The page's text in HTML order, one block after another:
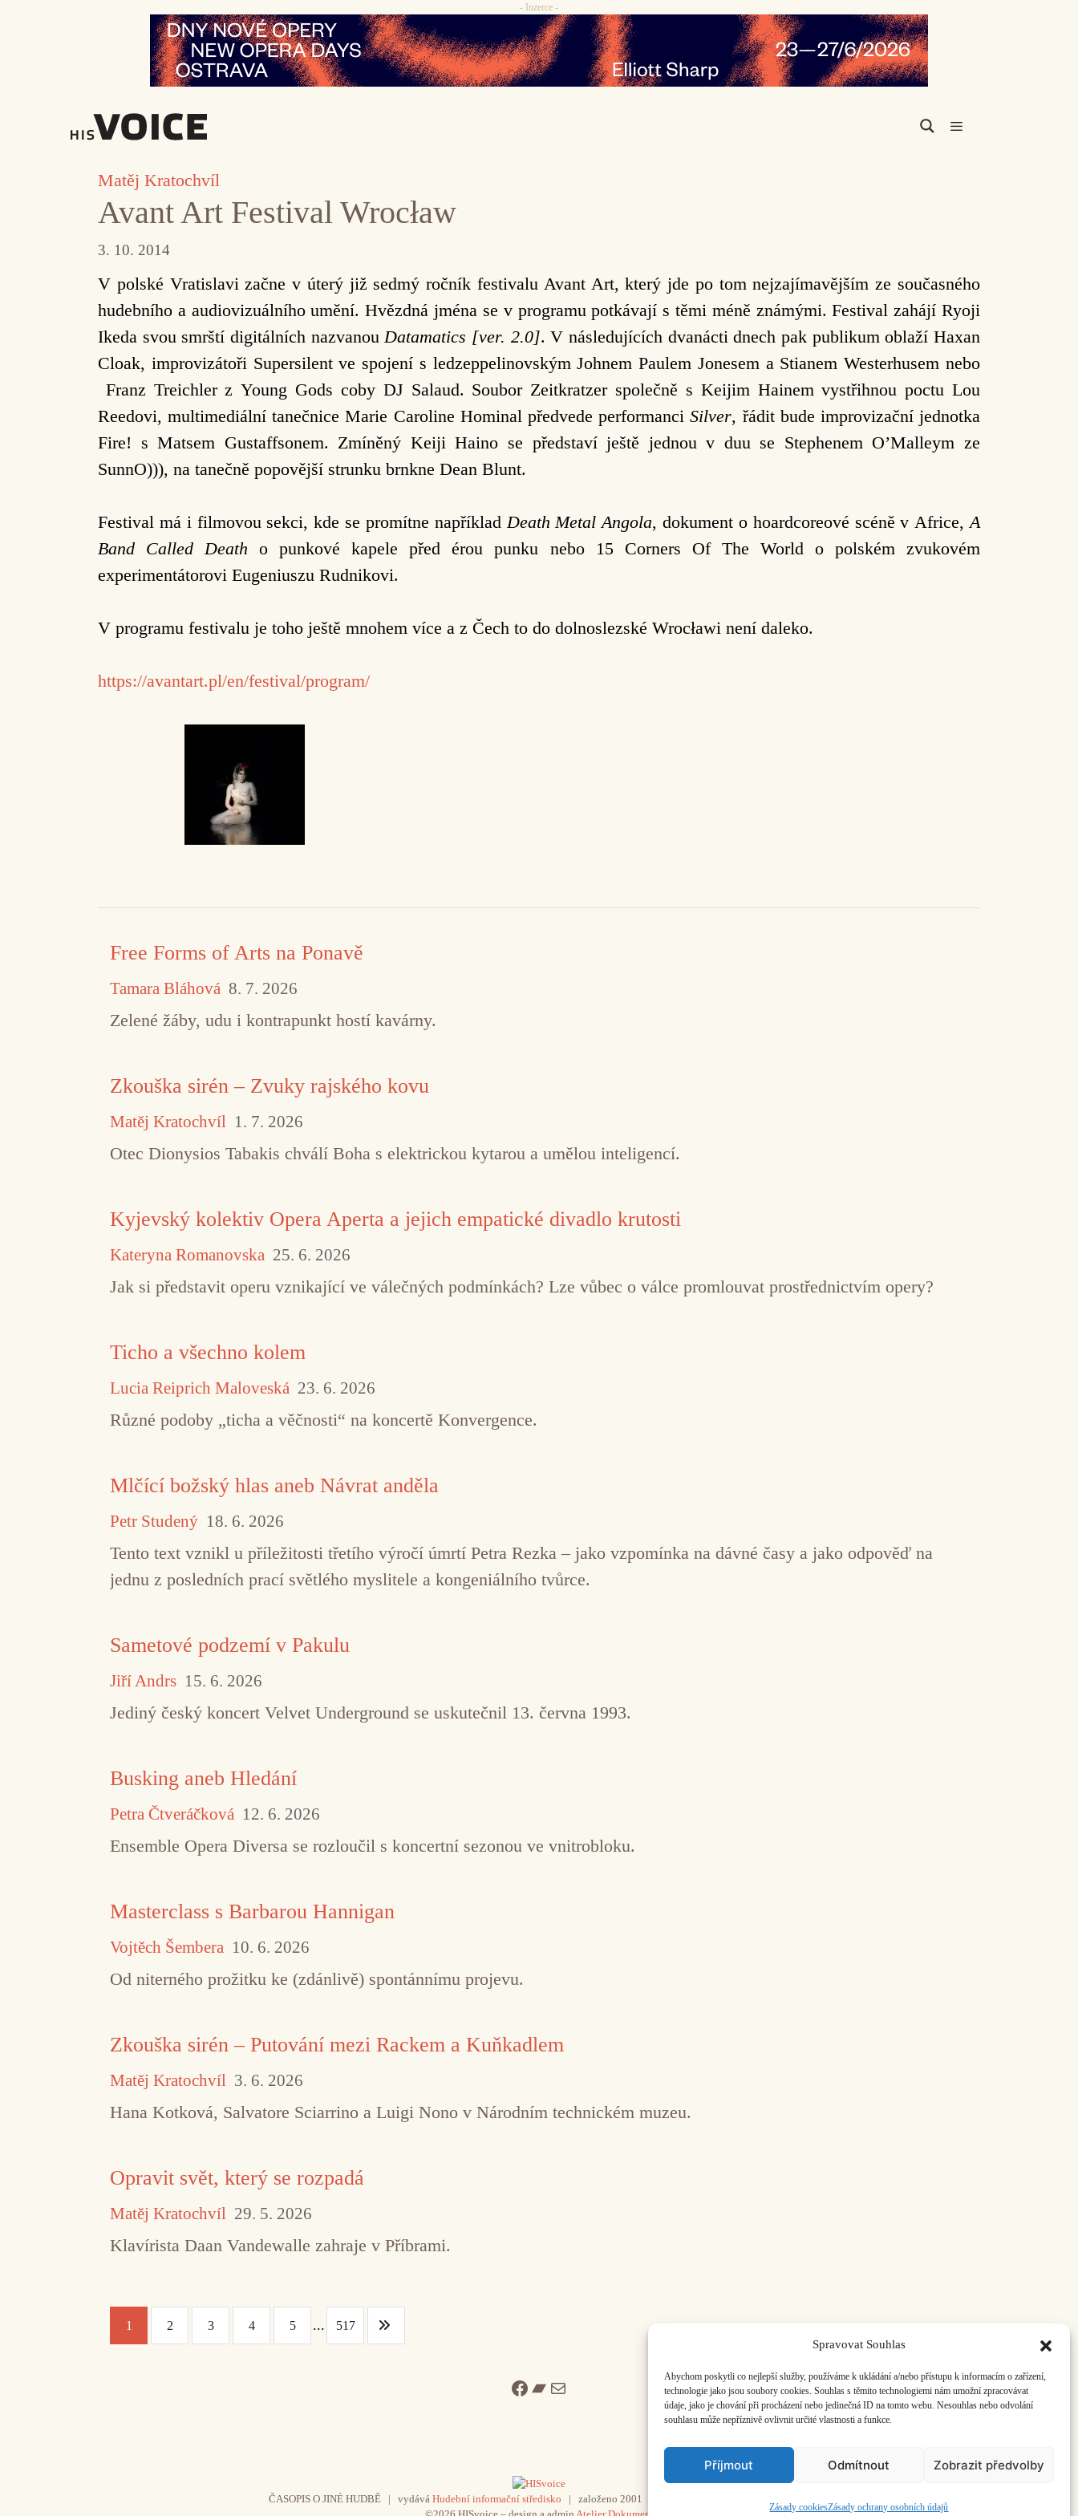
Spravovat Souhlas
Abychom poskytli co nejlepší služby, používáme k ukládání a/nebo přístupu k informacím o zařízení,
technologie jako jsou soubory cookies. Souhlas s těmito technologiemi nám umožní zpracovávat
údaje, jako je chování při procházení nebo jedinečná ID na tomto webu. Nesouhlas nebo odvolání
souhlasu může nepříznivě ovlivnit určité vlastnosti a funkce.
Příjmout Odmítnout Zobrazit předvolby
Zásady cookiesZásady ochrany osobních údajů
- Inzerce -
Matěj Kratochvíl
Avant Art Festival Wrocław
3. 10. 2014
V polské Vratislavi začne v úterý již sedmý ročník festivalu Avant Art, který jde po tom nejzajímavějším ze současného
hudebního a audiovizuálního umění. Hvězdná jména se v programu potkávají s těmi méně známými. Festival zahájí Ryoji
Ikeda svou smrští digitálních nazvanouDatamatics [ver. 2.0]. V následujících dvanácti dnech pak publikum oblaží Haxan
Cloak, improvizátoři Supersilent ve spojení s ledzeppelinovským Johnem Paulem Jonesem a Stianem Westerhusem nebo
Franz Treichler z Young Gods coby DJ Salaud. Soubor Zeitkratzer společně s Keijim Hainem vystřihnou poctu Lou
Reedovi, multimediální tanečnice Marie Caroline Hominal předvede performanciSilver, řádit bude improvizační jednotka
Fire! s Matsem Gustaffsonem. Zmíněný Keiji Haino se představí ještě jednou v duu se Stephenem O’Malleym ze
SunnO))), na tanečně popovější strunku brnkne Dean Blunt.
Festival má i filmovou sekci, kde se promítne napříkladDeath Metal Angola, dokument o hoardcoreové scéně v Africe,A
Band Called Death o punkové kapele před érou punku nebo 15 Corners Of The World o polském zvukovém
experimentátorovi Eugeniuszu Rudnikovi.
V programu festivalu je toho ještě mnohem více a z Čech to do dolnoslezské Wrocławi není daleko.
https://avantart.pl/en/festival/program/
Free Forms of Arts na Ponavě
Tamara Bláhová 8. 7. 2026
Zelené žáby, udu i kontrapunkt hostí kavárny.
Zkouška sirén – Zvuky rajského kovu
Matěj Kratochvíl 1. 7. 2026
Otec Dionysios Tabakis chválí Boha s elektrickou kytarou a umělou inteligencí.
Kyjevský kolektiv Opera Aperta a jejich empatické divadlo krutosti
Kateryna Romanovska 25. 6. 2026
Jak si představit operu vznikající ve válečných podmínkách? Lze vůbec o válce promlouvat prostřednictvím opery?
Ticho a všechno kolem
Lucia Reiprich Maloveská 23. 6. 2026
Různé podoby „ticha a věčnosti“ na koncertě Konvergence.
Mlčící božský hlas aneb Návrat anděla
Petr Studený 18. 6. 2026
Tento text vznikl u příležitosti třetího výročí úmrtí Petra Rezka – jako vzpomínka na dávné časy a jako odpověď na
jednu z posledních prací světlého myslitele a kongeniálního tvůrce.
Sametové podzemí v Pakulu
Jiří Andrs 15. 6. 2026
Jediný český koncert Velvet Underground se uskutečnil 13. června 1993.
Busking aneb Hledání
Petra Čtveráčková 12. 6. 2026
Ensemble Opera Diversa se rozloučil s koncertní sezonou ve vnitrobloku.
Masterclass s Barbarou Hannigan
Vojtěch Šembera 10. 6. 2026
Od niterného prožitku ke (zdánlivě) spontánnímu projevu.
Zkouška sirén – Putování mezi Rackem a Kuňkadlem
Matěj Kratochvíl 3. 6. 2026
Hana Kotková, Salvatore Sciarrino a Luigi Nono v Národním technickém muzeu.
Opravit svět, který se rozpadá
Matěj Kratochvíl 29. 5. 2026
Klavírista Daan Vandewalle zahraje v Příbrami.
1 2 3 4 5 ... 517
Facebook
Bandcamp
Mail
ČASOPIS O JINÉ HUDBĚ | vydává Hudební informační středisko | založeno 2001 | Kontaktujte nás: